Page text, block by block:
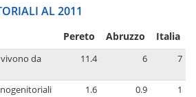
AL 2011
Pereto Abruzzo Italia
da
11.4 6 7
1.6 0.9 1